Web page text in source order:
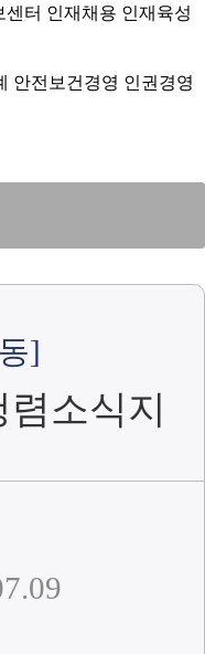
센터 인재채용 인재육성
안전보건경영 인권경영
]
소식지